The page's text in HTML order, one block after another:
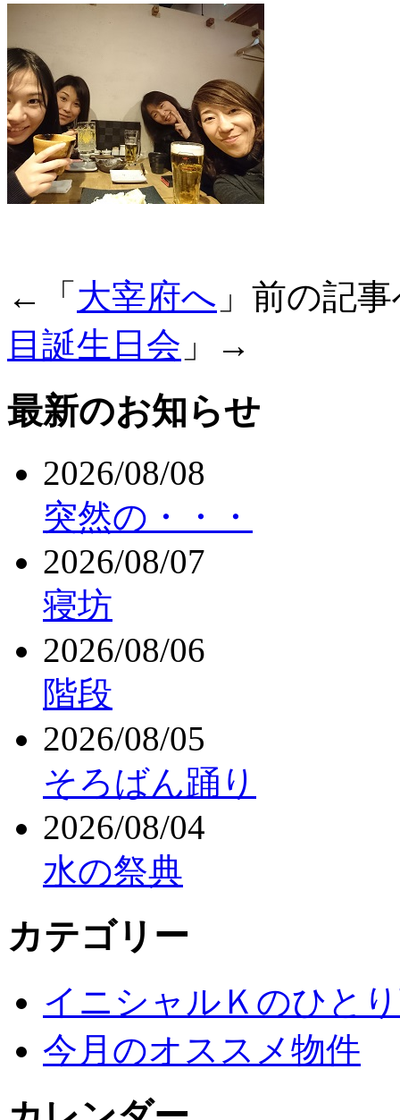
←「 大宰府へ 」前の記
目誕生日会 」→
最新のお知らせ
2026/08/08
突然の・・・
2026/08/07
寝坊
2026/08/06
階段
2026/08/05
そろばん踊り
2026/08/04
水の祭典
カテゴリー
イニシャルＫのひと
今月のオススメ物件